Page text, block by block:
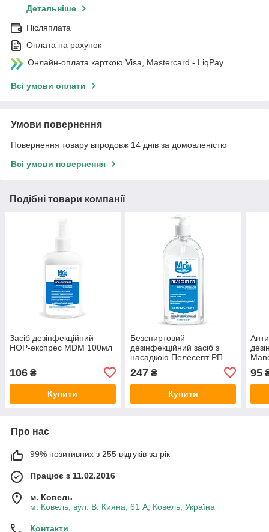
Детальніше
Післяплата
Оплата на рахунок
Онлайн-оплата карткою Visa, Mastercard - LiqPay
Всі умови оплати
Умови повернення
Повернення товару впродовж 14 днів за домовленістю
Всі умови повернення
Подібні товари компанії
Засіб дезінфекційний
НОР-експрес MDM 100мл
106 ₴
Купити
Безспиртовий
дезінфекційний засіб з
насадкою Пелесепт РП
247₴
Купити
95
Про нас
99% позитивних з 255 відгуків за рік
Працює з 11.02.2016
м. Ковель
м. Ковель, вул. В. Кияна, 61 А, Ковель, Україна
Контакти